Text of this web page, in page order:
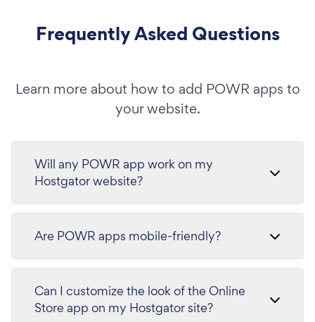
Frequently Asked Questions
Learn more about how to add POWR apps to
your website.
Will any POWR app work on my
Hostgator website?
Are POWR apps mobile-friendly?
Can I customize the look of the Online
Store app on my Hostgator site?